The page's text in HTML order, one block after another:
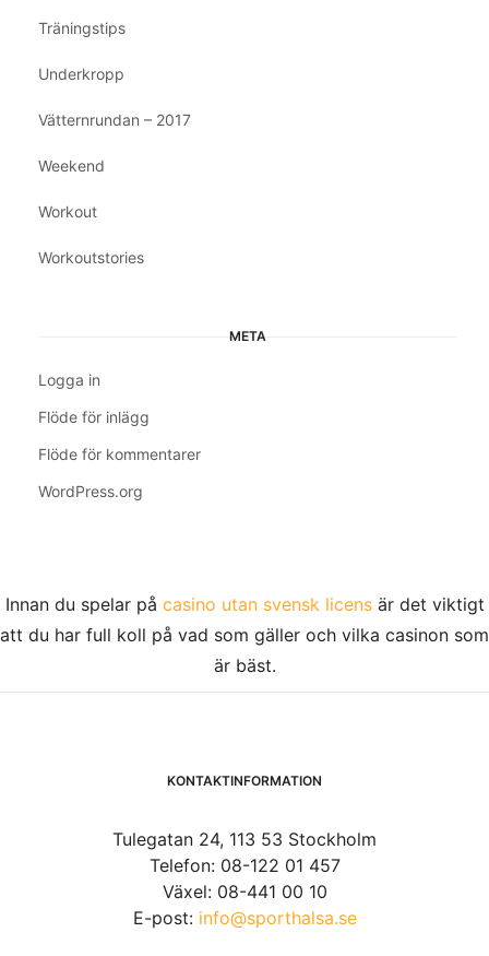
Träningstips
Underkropp
Vätternrundan – 2017
Weekend
Workout
Workoutstories
META
Logga in
Flöde för inlägg
Flöde för kommentarer
WordPress.org
Innan du spelar på casino utan svensk licensär det viktigt
att du har full koll på vad som gäller och vilka casinon som
är bäst.
KONTAKTINFORMATION
Tulegatan 24, 113 53 Stockholm
Telefon: 08-122 01 457
Växel: 08-441 00 10
E-post: info@sporthalsa.se